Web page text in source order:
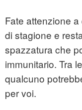
Fate attenzione
di stagione e
spazzatura che
immunitario. Tra
qualcuno
per voi.